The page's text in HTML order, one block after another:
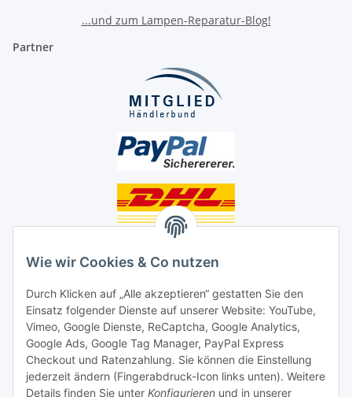
Wie wir Cookies & Co nutzen
Durch Klicken auf „Alle akzeptieren“ gestatten Sie den
Einsatz folgender Dienste auf unserer Website: YouTube,
Vimeo, Google Dienste, ReCaptcha, Google Analytics,
Google Ads, Google Tag Manager, PayPal Express
Checkout und Ratenzahlung. Sie können die Einstellung
jederzeit ändern (Fingerabdruck-Icon links unten). Weitere
Details finden Sie unter Konfigurieren und in unserer
...und zum Lampen-Reparatur-Blog!
Partner
Social Media
Unsere Dienstleistungen
Lampenreparatur
Lichtservice für Senioren